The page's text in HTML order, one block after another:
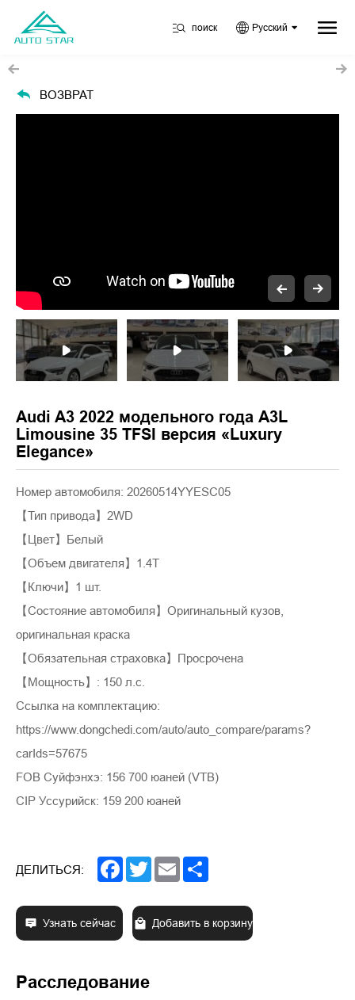
поиск Русский
ВОЗВРАТ
Audi A3 2022 модельного года A3L
Limousine 35 TFSI версия «Luxury
Elegance»
Номер автомобиля: 20260514YYESC05
【Тип привода】2WD
【Цвет】Белый
【Объем двигателя】1.4T
【Ключи】1 шт.
【Состояние автомобиля】Оригинальный кузов,
оригинальная краска
【Обязательная страховка】Просрочена
【Мощность】: 150 л.с.
Ссылка на комплектацию:
https://www.dongchedi.com/auto/auto_compare/params?
carIds=57675
FOB Суйфэнхэ: 156 700 юаней (VTB)
CIP Уссурийск: 159 200 юаней
ДЕЛИТЬСЯ: Facebook
TwitterEmail
Узнать сейчас Добавить в корзину
Расследование